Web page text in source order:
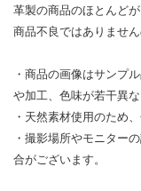
革製の商品のほとんど
商品不良ではありませ
・商品の画像はサンプ
や加工、色味が若干異
・天然素材使用のため
・撮影場所やモニター
合がございます。